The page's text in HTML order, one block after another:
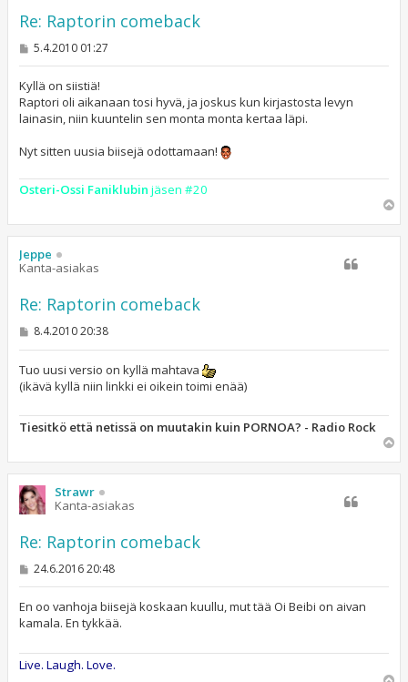
Re: Raptorin comeback
V
s
t
i
5.4.2010 01:27
Kyllä on siistiä!
Raptori oli aikanaan tosi hyvä, ja joskus kun kirjastosta levyn
lainasin, niin kuuntelin sen monta monta kertaa läpi.
Nyt sitten uusia biisejä odottamaan!
Osteri-Ossi Faniklubin jäsen #20
ö
Jeppe
Kanta-asiakas
Re: Raptorin comeback
V
e
s
t
i
8.4.2010 20:38
Tuo uusi versio on kyllä mahtava
(ikävä kyllä niin linkki ei oikein toimi enää)
Tiesitkö että netissä on muutakin kuin PORNOA? - Radio Rock
ö
Strawr
Kanta-asiakas
Re: Raptorin comeback
V
s
t
i
24.6.2016 20:48
En oo vanhoja biisejä koskaan kuullu, mut tää Oi Beibi on aivan
kamala. En tykkää.
Live. Laugh. Love.